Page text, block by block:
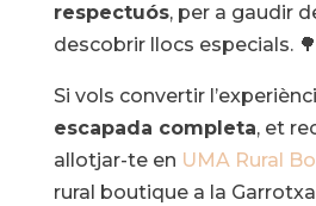
respectuós, per a gaudir
descobrir llocs especials. 🌳
Si vols convertir
escapada completa, et
allotjar-te en UMA Rural
rural boutique a la